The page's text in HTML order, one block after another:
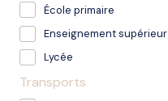
École primaire
Enseignement supérieur
Lycée
Transports